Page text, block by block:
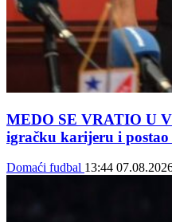
MEDO SE VRATIO U
igračku karijeru i postao
Domaći fudbal 13:44